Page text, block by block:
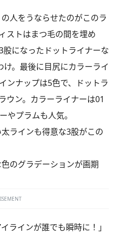
人をうならせたのがこのラ
ストはまつ毛の間を埋め
になったドットライナーな
。最後に目尻にカラーライ
ンナップは5色で、ドットラ
ウン。カラーライナーは01
やプラムも人気。
ラインも得意な3股がこの
のグラデーションが画期
ラインが誰でも瞬時に！」